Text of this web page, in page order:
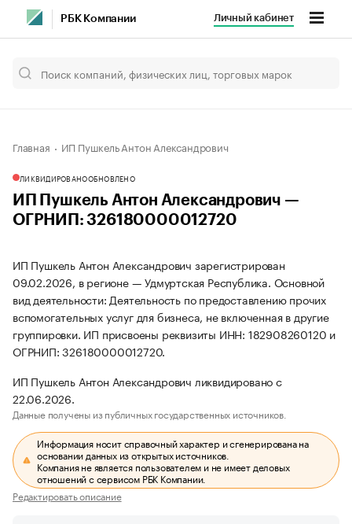
РБК Компании Личный кабинет
Главная ИП Пушкель Антон Александрович
ЛИКВИДИРОВАНООБНОВЛЕНО
ИП Пушкель Антон Александрович —
ОГРНИП: 326180000012720
ИП Пушкель Антон Александрович зарегистрирован
09.02.2026, в регионе — Удмуртская Республика. Основной
вид деятельности: Деятельность по предоставлению прочих
вспомогательных услуг для бизнеса, не включенная в другие
группировки. ИП присвоены реквизиты ИНН: 182908260120 и
ОГРНИП: 326180000012720.
ИП Пушкель Антон Александрович ликвидировано с
22.06.2026.
Данные получены из публичных государственных источников.
Информация носит справочный характер и сгенерирована на
основании данных из открытых источников.
Компания не является пользователем и не имеет деловых
отношений с сервисом РБК Компании.
Редактировать описание